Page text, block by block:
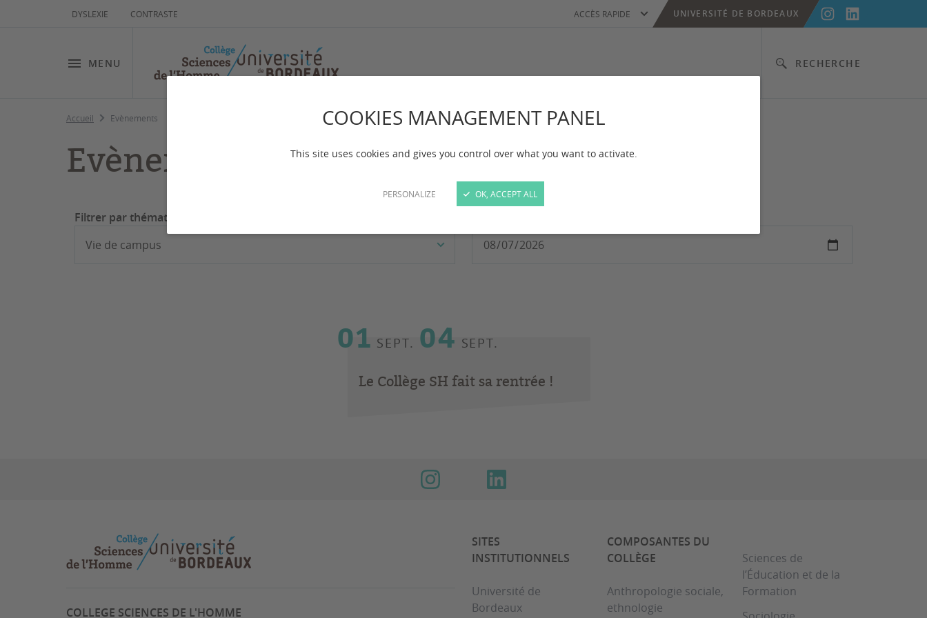
COOKIES MANAGEMENT PANEL
This site uses cookies and gives you control over what you want to activate.
PERSONALIZE OK, ACCEPT ALL
DYSLEXIE CONTRASTE
MENU RECHERCHE
ACCÈS RAPIDE UNIVERSITÉ DE BORDEAUX
Accueil Evènements
Evènements
Filtrer par thématiques :
Vie de campus
01 SEPT. 04 SEPT.
Le Collège SH fait sa rentrée !
COLLEGE SCIENCES DE L'HOMME
SITES
INSTITUTIONNELS
Université de
Bordeaux
COMPOSANTES DU
COLLÈGE
Anthropologie sociale,
ethnologie
Sciences de
l’Éducation et de la
Formation